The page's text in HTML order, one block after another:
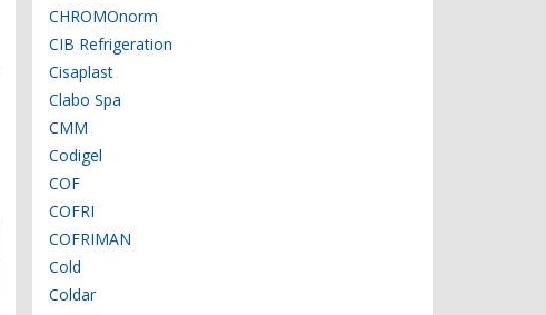
CHROMOnorm
CIB Refrigeration
Cisaplast
Clabo Spa
CMM
Codigel
COF
COFRI
COFRIMAN
Cold
Coldar